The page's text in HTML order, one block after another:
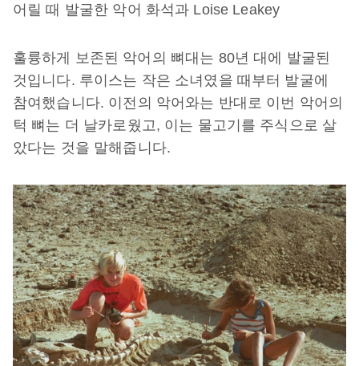
어릴 때 발굴한 악어 화석과 Loise Leakey
훌륭하게 보존된 악어의 뼈대는 80년 대에 발굴된
것입니다. 루이스는 작은 소녀였을 때부터 발굴에
참여했습니다. 이전의 악어와는 반대로 이번 악어의
턱 뼈는 더 날카로웠고, 이는 물고기를 주식으로 살
았다는 것을 말해줍니다.